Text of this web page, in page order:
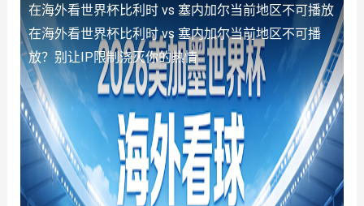
在海外看世界杯比利时 vs 塞内加尔当前地区不可播放
在海外看世界杯比利时 vs 塞内加尔当前地区不可播
放？别让IP限制浇灭你的热情